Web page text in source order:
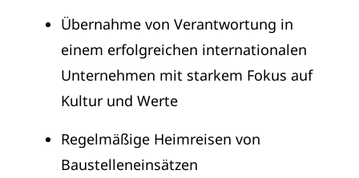
Übernahme von Verantwortung in
einem erfolgreichen internationalen
Unternehmen mit starkem Fokus auf
Kultur und Werte
Regelmäßige Heimreisen von
Baustelleneinsätzen